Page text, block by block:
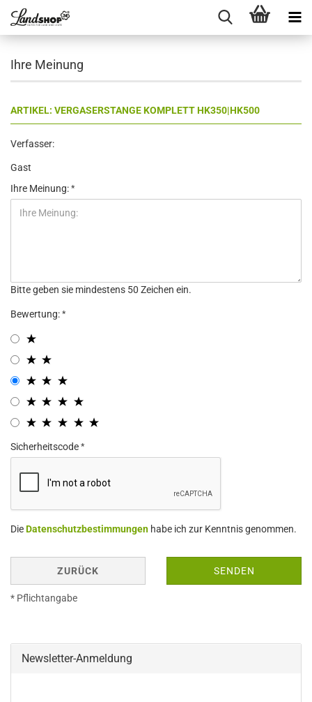
Ihre Meinung
ARTIKEL: VERGASERSTANGE KOMPLETT HK350|HK500
Verfasser:
Gast
Ihre Meinung:
Bitte geben sie mindestens 50 Zeichen ein.
Bewertung:
Sicherheitscode
DieDatenschutzbestimmungen habe ich zur Kenntnis genommen.
ZURÜCK SENDEN
* Pflichtangabe
Newsletter-Anmeldung